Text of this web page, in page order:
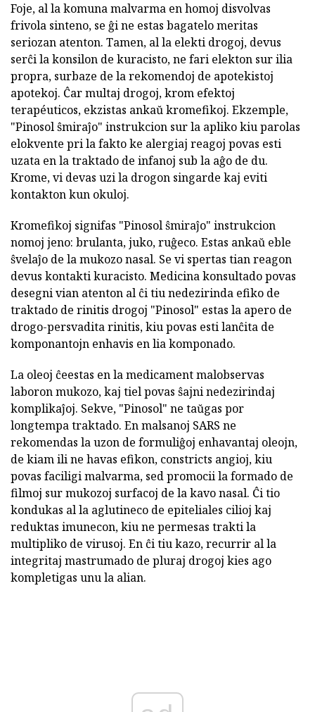
Foje, al la komuna malvarma en homoj disvolvas
frivola sinteno, se ĝi ne estas bagatelo meritas
seriozan atenton. Tamen, al la elekti drogoj, devus
serĉi la konsilon de kuracisto, ne fari elekton sur ilia
propra, surbaze de la rekomendoj de apotekistoj
apotekoj. Ĉar multaj drogoj, krom efektoj
terapéuticos, ekzistas ankaŭ kromefikoj. Ekzemple,
"Pinosol ŝmiraĵo" instrukcion sur la apliko kiu parolas
elokvente pri la fakto ke alergiaj reagoj povas esti
uzata en la traktado de infanoj sub la aĝo de du.
Krome, vi devas uzi la drogon singarde kaj eviti
kontakton kun okuloj.
Kromefikoj signifas "Pinosol ŝmiraĵo" instrukcion
nomoj jeno: brulanta, juko, ruĝeco. Estas ankaŭ eble
ŝvelaĵo de la mukozo nasal. Se vi spertas tian reagon
devus kontakti kuracisto. Medicina konsultado povas
desegni vian atenton al ĉi tiu nedezirinda efiko de
traktado de rinitis drogoj "Pinosol" estas la apero de
drogo-persvadita rinitis, kiu povas esti lanĉita de
komponantojn enhavis en lia komponado.
La oleoj ĉeestas en la medicament malobservas
laboron mukozo, kaj tiel povas ŝajni nedezirindaj
komplikaĵoj. Sekve, "Pinosol" ne taŭgas por
longtempa traktado. En malsanoj SARS ne
rekomendas la uzon de formuliĝoj enhavantaj oleojn,
de kiam ili ne havas efikon, constricts angioj, kiu
povas faciligi malvarma, sed promocii la formado de
filmoj sur mukozoj surfacoj de la kavo nasal. Ĉi tio
kondukas al la aglutineco de epiteliales cilioj kaj
reduktas imunecon, kiu ne permesas trakti la
multipliko de virusoj. En ĉi tiu kazo, recurrir al la
integritaj mastrumado de pluraj drogoj kies ago
kompletigas unu la alian.